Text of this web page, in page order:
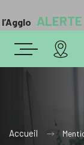
ALERTE INFO :
Accueil